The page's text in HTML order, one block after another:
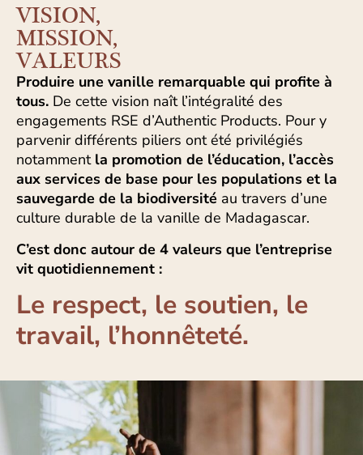
VISION,
MISSION,
VALEURS
Produire une vanille remarquable qui profite à
tous. De cette vision naît l’intégralité des
engagements RSE d’Authentic Products. Pour y
parvenir différents piliers ont été privilégiés
notamment la promotion de l’éducation, l’accès
aux services de base pour les populations et la
sauvegarde de la biodiversité au travers d’une
culture durable de la vanille de Madagascar.
C’est donc autour de 4 valeurs que l’entreprise
vit quotidiennement :
Le respect, le soutien, le
travail, l’honnêteté.